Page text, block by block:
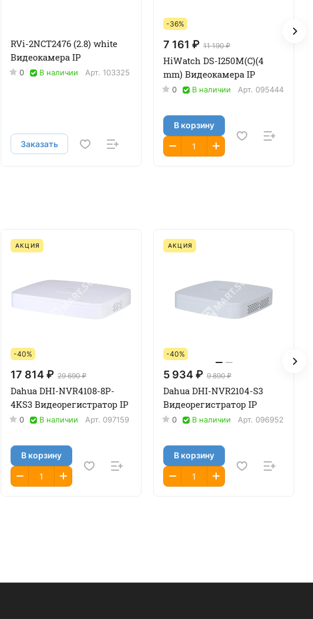
RVi-2NCT2476 (2.8) white
Видеокамера IP
0 В наличии Арт. 103325
Заказать
-36%
7 161 ₽ 11 190 ₽
HiWatch DS-I250M(C)(4
mm) Видеокамера IP
0 В наличии Арт. 095444
В корзину
АКЦИЯ
-40%
17 814 ₽ 29 690 ₽
Dahua DHI-NVR4108-8P-
4KS3 Видеорегистратор IP
0 В наличии Арт. 097159
В корзину
АКЦИЯ
-40%
5 934 ₽ 9 890 ₽
Dahua DHI-NVR2104-S3
Видеорегистратор IP
0 В наличии Арт. 096952
В корзину